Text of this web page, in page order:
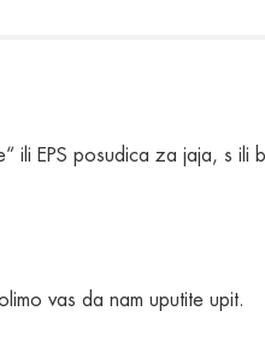
ili EPS posudica za jaja, s
vas da nam uputite upit.